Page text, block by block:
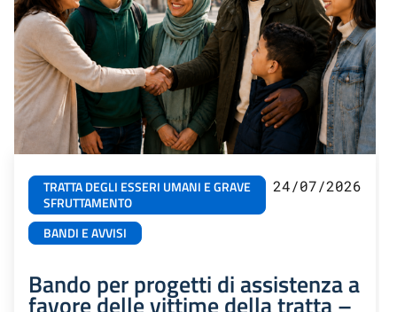
TRATTA DEGLI ESSERI UMANI E GRAVE
SFRUTTAMENTO
BANDI E AVVISI
24/07/2026
Bando per progetti di assistenza a